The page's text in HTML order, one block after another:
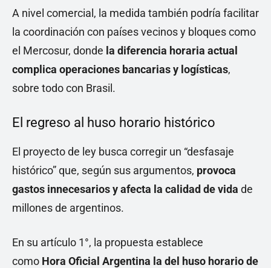
A nivel comercial, la medida también podría facilitar
la coordinación con países vecinos y bloques como
el Mercosur, donde la diferencia horaria actual
complica operaciones bancarias y logísticas,
sobre todo con Brasil.
El regreso al huso horario histórico
El proyecto de ley busca corregir un “desfasaje
histórico” que, según sus argumentos, provoca
gastos innecesarios y afecta la calidad de vida de
millones de argentinos.
En su artículo 1°, la propuesta establece
como Hora Oficial Argentina la del huso horario de